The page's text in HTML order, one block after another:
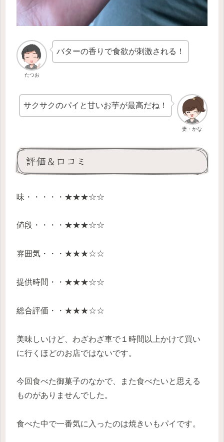
たつお
バターの香りで食欲が刺激される！
妻・かな
サクサクのパイと甘いお芋が最高だね！
評価＆口コミ
味・・・・・★★★☆☆
値段・・・・★★★☆☆
雰囲気・・・★★★☆☆
提供時間・・★★★☆☆
総合評価・・★★★☆☆
美味しいけど、わざわざ車で１時間以上かけて買い
に行くほどのお店ではないです。
今回食べた御菓子のなかで、また食べたいと思える
ものがありませんでした。
食べた中で一番気に入ったのは焼きいもパイです。